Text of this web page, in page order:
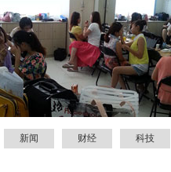
新闻 财经 科技